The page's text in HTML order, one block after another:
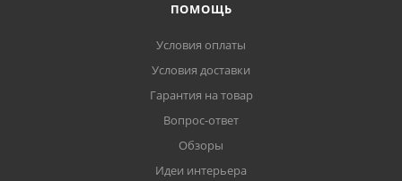
ПОМОЩЬ
Условия оплаты
Условия доставки
Гарантия на товар
Вопрос-ответ
Обзоры
Идеи интерьера